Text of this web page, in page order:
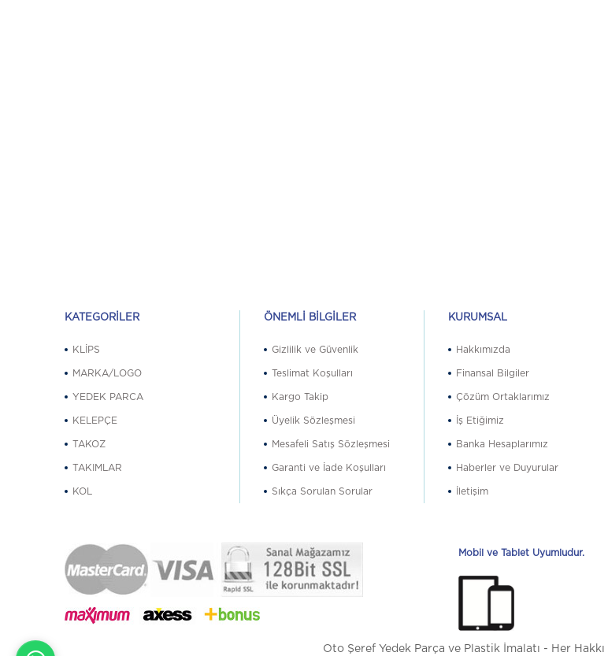
KATEGORILER
KLİPS
MARKA/LOGO
YEDEK PARCA
KELEPÇE
TAKOZ
TAKIMLAR
KOL
ÖNEMLI BILGILER
Gizlilik ve Güvenlik
Teslimat Koşulları
Kargo Takip
Üyelik Sözleşmesi
Mesafeli Satış Sözleşmesi
Garanti ve İade Koşulları
Sıkça Sorulan Sorular
KURUMSAL
Hakkımızda
Finansal Bilgiler
Çözüm Ortaklarımız
İş Etiğimiz
Banka Hesaplarımız
Haberler ve Duyurular
İletişim
Mobil ve Tablet Uyumludur.
Oto Şeref Yedek Parça ve Plastik İmalatı - Her